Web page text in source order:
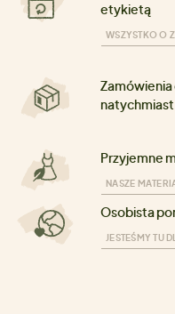
etykietą
WSZYSTKO O
natychmiast
Przyjemne
NASZE
Osobista
JESTEŚMY TU